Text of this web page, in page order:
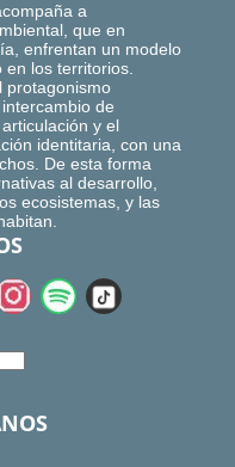
a
que en
enfrentan un modelo
en los territorios.
protagonismo
de
y el
identitaria, con una
De esta forma
al desarrollo,
ecosistemas, y las